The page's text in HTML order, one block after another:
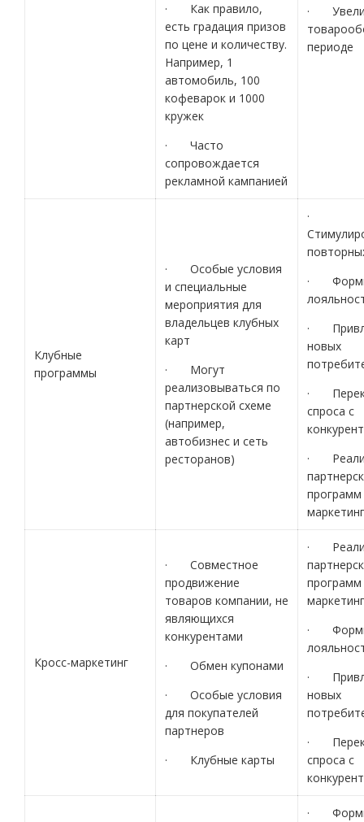
· Как правило,
есть градация призов
по цене и количеству.
Например, 1
автомобиль, 100
кофеварок и 1000
кружек
· Часто
сопровождается
рекламной кампанией
·
периоде
Клубные
программы
· Особые условия
и специальные
мероприятия для
владельцев клубных
карт
· Могут
реализовываться по
партнерской схеме
(например,
автобизнес и сеть
ресторанов)
·
·
·
новых
·
спроса с
·
программ
Кросс-маркетинг
· Совместное
продвижение
товаров компании, не
являющихся
конкурентами
· Обмен купонами
· Особые условия
для покупателей
партнеров
· Клубные карты
·
программ
·
·
новых
·
спроса с
·